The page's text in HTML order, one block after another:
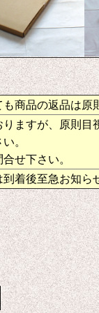
商品の返品は原
ますが、原則目
。
せ下さい。
到着後至急お知ら